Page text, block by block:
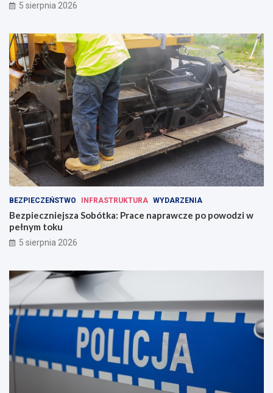
5 sierpnia 2026
BEZPIECZEŃSTWO INFRASTRUKTURA WYDARZENIA
Bezpieczniejsza Sobótka: Prace naprawcze po powodzi w
pełnym toku
5 sierpnia 2026